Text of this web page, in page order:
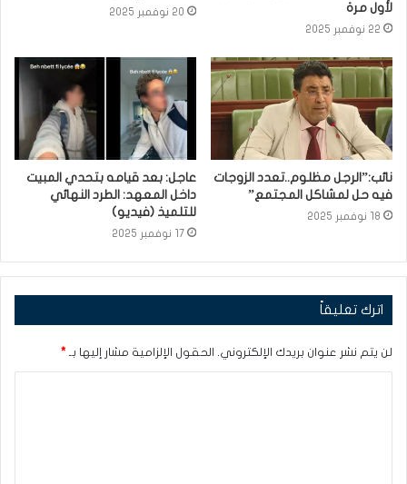
لأول مرة
22 نوفمبر 2025
20 نوفمبر 2025
نائب:”الرجل مظلوم..تعدد الزوجات
فيه حل لمشاكل المجتمع”
18 نوفمبر 2025
عاجل: بعد قيامه بتحدي المبيت
داخل المعهد: الطرد النهائي
للتلميذ (فيديو)
17 نوفمبر 2025
اترك تعليقاً
لن يتم نشر عنوان بريدك الإلكتروني. الحقول الإلزامية مشار إليها بـ *